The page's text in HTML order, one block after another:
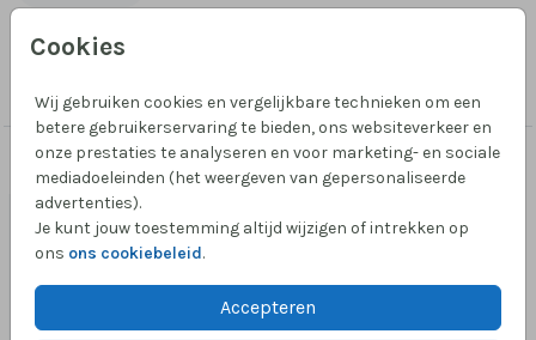
Cookies
Wij gebruiken cookies en vergelijkbare technieken om een
betere gebruikerservaring te bieden, ons websiteverkeer en
onze prestaties te analyseren en voor marketing- en sociale
mediadoeleinden (het weergeven van gepersonaliseerde
advertenties).
Je kunt jouw toestemming altijd wijzigen of intrekken op
ons ons cookiebeleid.
Accepteren
perfect voor stellen die houden van natuurlijke
trouwkaarten met een persoonlijke en rustige
voor een unieke, schilderachtige sfeer, perfect voor
een bruiloft in de buitenlucht, op het platteland of in
de natuur. De regenboog folie maakt het af. Een
prachtige illustratieve trouwkaart. Iets aangepast zien
aan het portret? Mail even!
Collectie
Trouw-folie-dubbelzijdig
Passend bij dit ontwerp
SAVE THE DATE